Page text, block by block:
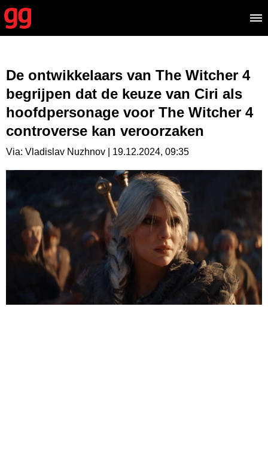
De ontwikkelaars van The Witcher 4
begrijpen dat de keuze van Ciri als
hoofdpersonage voor The Witcher 4
controverse kan veroorzaken
Via: Vladislav Nuzhnov | 19.12.2024, 09:35